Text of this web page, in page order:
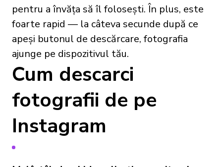
pentru a învăța să îl folosești. În plus, este
foarte rapid — la câteva secunde după ce
apeși butonul de descărcare, fotografia
ajunge pe dispozitivul tău.
Cum descarci
fotografii de pe
Instagram